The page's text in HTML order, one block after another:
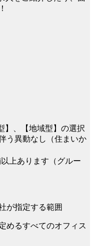
】、【地域型】の選択
う異動なし（住まいか
上あります（グルー
が指定する範囲
めるすべてのオフィス